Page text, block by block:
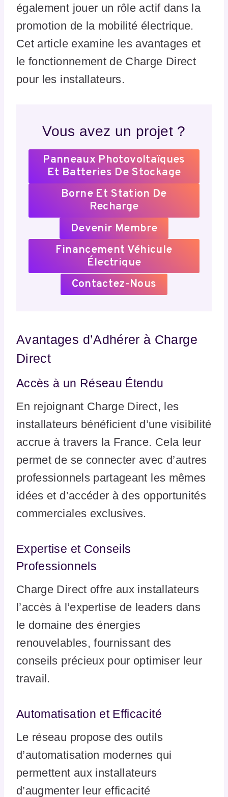
également jouer un rôle actif dans la
promotion de la mobilité électrique.
Cet article examine les avantages et
le fonctionnement de Charge Direct
pour les installateurs.
Vous avez un projet ?
Panneaux Photovoltaïques
Et Batteries De Stockage
Borne Et Station De
Recharge
Devenir Membre
Financement Véhicule
Électrique
Contactez-Nous
Avantages d’Adhérer à Charge
Direct
Accès à un Réseau Étendu
En rejoignant Charge Direct, les
installateurs bénéficient d’une visibilité
accrue à travers la France. Cela leur
permet de se connecter avec d’autres
professionnels partageant les mêmes
idées et d’accéder à des opportunités
commerciales exclusives.
Expertise et Conseils
Professionnels
Charge Direct offre aux installateurs
l’accès à l’expertise de leaders dans
le domaine des énergies
renouvelables, fournissant des
conseils précieux pour optimiser leur
travail.
Automatisation et Efficacité
Le réseau propose des outils
d’automatisation modernes qui
permettent aux installateurs
d’augmenter leur efficacité